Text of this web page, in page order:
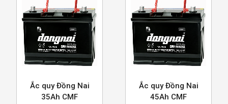
Ắc quy Đồng Nai
35Ah CMF
Ắc quy Đồng Nai
45Ah CMF